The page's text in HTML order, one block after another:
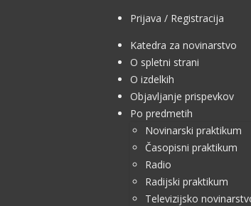
Prijava / Registracija
Katedra za novinarstvo
O spletni strani
O izdelkih
Objavljanje prispevkov
Po predmetih
Novinarski praktikum
Časopisni praktikum
Radio
Radijski praktikum
Televizijsko